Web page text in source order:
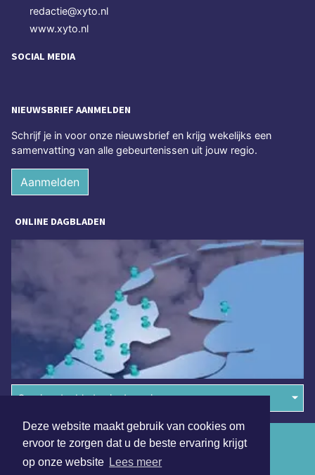
Deze website maakt gebruik van cookies om
ervoor te zorgen dat u de beste ervaring krijgt
op onze website Lees meer
redactie@xyto.nl
www.xyto.nl
SOCIAL MEDIA
NIEUWSBRIEF AANMELDEN
Schrijf je in voor onze nieuwsbrief en krijg wekelijks een
samenvatting van alle gebeurtenissen uit jouw regio.
Aanmelden
ONLINE DAGBLADEN
Overige dagbladen in de regio
Algemene voorwaarden
Disclaimer